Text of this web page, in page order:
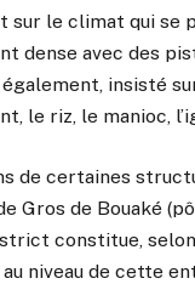
sur le climat qui
dense avec des
insisté
le riz, le manioc,
de certaines
Gros de Bouaké
constitue,
niveau de cette